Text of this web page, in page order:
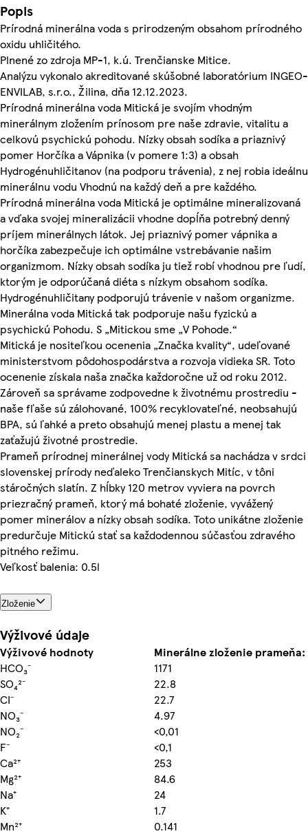
Popis
Prírodná minerálna voda s prirodzeným obsahom prírodného
oxidu uhličitého.
Plnené zo zdroja MP-1, k.ú. Trenčianske Mitice.
Analýzu vykonalo akreditované skúšobné laboratórium INGEO-
ENVILAB, s.r.o., Žilina, dňa 12.12.2023.
Prírodná minerálna voda Mitická je svojím vhodným
minerálnym zložením prínosom pre naše zdravie, vitalitu a
celkovú psychickú pohodu. Nízky obsah sodíka a priaznivý
pomer Horčíka a Vápnika (v pomere 1:3) a obsah
Hydrogénuhličitanov (na podporu trávenia), z nej robia ideálnu
minerálnu vodu Vhodnú na každý deň a pre každého.
Prírodná minerálna voda Mitická je optimálne mineralizovaná
a vďaka svojej mineralizácii vhodne dopĺňa potrebný denný
príjem minerálnych látok. Jej priaznivý pomer vápnika a
horčíka zabezpečuje ich optimálne vstrebávanie našim
organizmom. Nízky obsah sodíka ju tiež robí vhodnou pre ľudí,
ktorým je odporúčaná diéta s nízkym obsahom sodíka.
Hydrogénuhličitany podporujú trávenie v našom organizme.
Minerálna voda Mitická tak podporuje našu fyzickú a
psychickú Pohodu. S „Mitickou sme „V Pohode.“
Mitická je nositeľkou ocenenia „Značka kvality“, udeľované
ministerstvom pôdohospodárstva a rozvoja vidieka SR. Toto
ocenenie získala naša značka každoročne už od roku 2012.
Zároveň sa správame zodpovedne k životnému prostrediu -
naše fľaše sú zálohované, 100% recyklovateľné, neobsahujú
BPA, sú ľahké a preto obsahujú menej plastu a menej tak
zaťažujú životné prostredie.
Prameň prírodnej minerálnej vody Mitická sa nachádza v srdci
slovenskej prírody neďaleko Trenčianskych Mitíc, v tôni
stáročných slatín. Z hĺbky 120 metrov vyviera na povrch
priezračný prameň, ktorý má bohaté zloženie, vyvážený
pomer minerálov a nízky obsah sodíka. Toto unikátne zloženie
predurčuje Mitickú stať sa každodennou súčasťou zdravého
pitného režimu.
Veľkosť balenia: 0.5l
Zloženie
Výživové údaje
Výživové hodnoty
Minerálne zloženie prameňa:
HCO₃⁻
1171
SO₄²⁻
22.8
CI⁻
22.7
NO₃⁻
4.97
NO₂⁻
<0,01
F⁻
<0,1
Ca²⁺
253
Mg²⁺
84.6
Na⁺
24
K⁺
1.7
Mn²⁺
0.141